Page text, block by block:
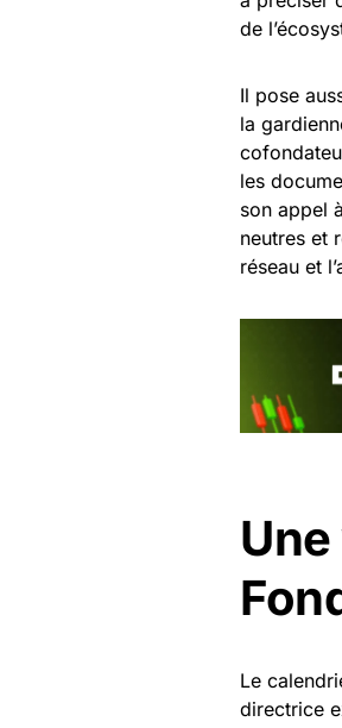
de
Il pose
la
les
son appel
neutres et
réseau et
Le
directrice